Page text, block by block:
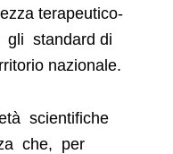
terapeutico-
gli standard di
nazionale.
scientifiche
che, per